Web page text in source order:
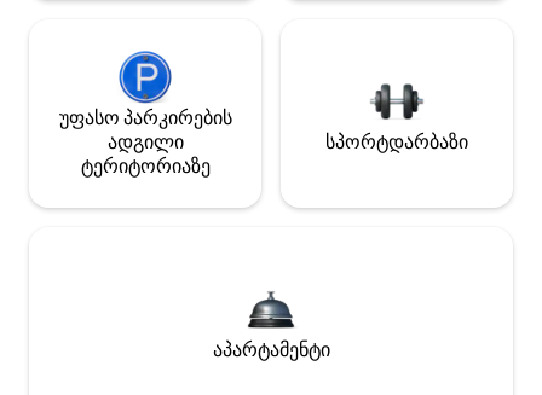
უფასო პარკირების
ადგილი
ტერიტორიაზე
სპორტდარბაზი
აპარტამენტი